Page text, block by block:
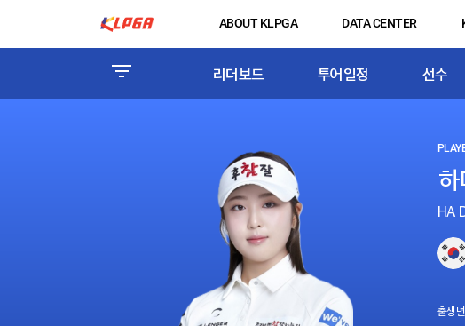
ABOUT KLPGA DATA CENTER
리더보드 투어일정 선수
HA
출생